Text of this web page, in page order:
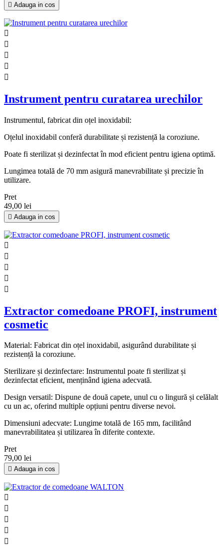
 Adauga in cos





Instrument pentru curatarea urechilor
Instrumentul, fabricat din oțel inoxidabil:
Oțelul inoxidabil conferă durabilitate și rezistență la coroziune.
Poate fi sterilizat și dezinfectat în mod eficient pentru igiena optimă.
Lungimea totală de 70 mm asigură manevrabilitate și precizie în
utilizare.
Pret
49,00 lei
 Adauga in cos





Extractor comedoane PROFI, instrument
cosmetic
Material: Fabricat din oțel inoxidabil, asigurând durabilitate și
rezistență la coroziune.
Sterilizare și dezinfectare: Instrumentul poate fi sterilizat și
dezinfectat eficient, menținând igiena adecvată.
Design versatil: Dispune de două capete, unul cu o lingură și celălalt
cu un ac, oferind multiple opțiuni pentru diverse nevoi.
Dimensiuni adecvate: Lungime totală de 165 mm, facilitând
manevrabilitatea și utilizarea în diferite contexte.
Pret
79,00 lei
 Adauga in cos




